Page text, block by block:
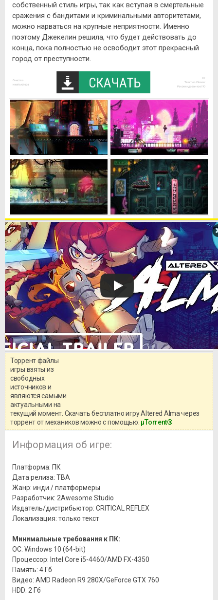
собственный стиль игры, так как вступая в смертельные
сражения с бандитами и криминальными авторитетами,
можно нарваться на крупные неприятности. Именно
поэтому Джекелин решила, что будет действовать до
конца, пока полностью не освободит этот прекрасный
город от преступности.
Торрент файлы
игры взяты из
свободных
источников и
являются самыми
актуальными на
текущий момент. Скачать бесплатно игру Altered Alma через
торрент от механиков можно с помощью: μTorrent®
Информация об игре:
Платформа: ПК
Дата релиза: TBA
Жанр: инди / платформеры
Разработчик: 2Awesome Studio
Издатель/дистрибьютор: CRITICAL REFLEX
Локализация: только текст
Минимальные требования к ПК:
ОС: Windows 10 (64-bit)
Процессор: Intel Core i5-4460/AMD FX-4350
Память: 4 Гб
Видео: AMD Radeon R9 280X/GeForce GTX 760
HDD: 2 Гб